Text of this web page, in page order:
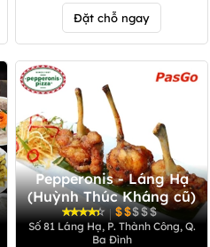
Đặt chỗ ngay
Pepperonis - Láng Hạ
(Huỳnh Thúc Kháng cũ)
|
Số 81 Láng Hạ, P. Thành Công, Q.
Ba Đình